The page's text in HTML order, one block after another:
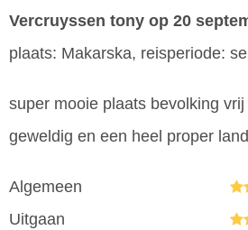
Vercruyssen tony op 20
plaats: Makarska, reisperiode:
super mooie plaats bevolking
geweldig en een heel proper land
Algemeen
Uitgaan